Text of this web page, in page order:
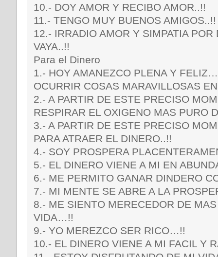
10.- DOY AMOR Y RECIBO AMOR..!!
11.- TENGO MUY BUENOS AMIGOS..!!
12.- IRRADIO AMOR Y SIMPATIA POR
VAYA..!!
Para el Dinero
1.- HOY AMANEZCO PLENA Y
OCURRIR COSAS MARAVILLOSAS
2.- A PARTIR DE ESTE PRECISO
RESPIRAR EL OXIGENO MAS PURO
3.- A PARTIR DE ESTE PRECISO
PARA ATRAER EL DINERO..!!
4.- SOY PROSPERA
5.- EL DINERO VIENE A MI EN
6.- ME PERMITO GANAR DINDERO
7.- MI MENTE SE ABRE A LA
8.- ME SIENTO MERECEDOR DE
VIDA…!!
9.- YO MEREZCO SER RICO…!!
10.- EL DINERO VIENE A MI FACIL Y